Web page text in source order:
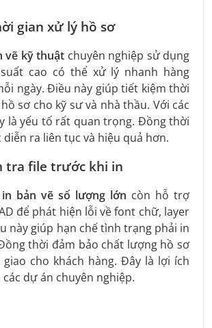
gian xử lý hồ sơ
vẽ kỹ thuật chuyên nghiệp sử dụng
cao có thể xử lý nhanh hàng
ngày. Điều này giúp tiết kiệm thời
sơ cho kỹ sư và nhà thầu. Với các
là yếu tố rất quan trọng. Đồng thời
diễn ra liên tục và hiệu quả hơn.
tra file trước khi in
in bản vẽ số lượng lớn còn hỗ trợ
để phát hiện lỗi về font chữ, layer
này giúp hạn chế tình trạng phải in
thời đảm bảo chất lượng hồ sơ
cho khách hàng. Đây là lợi ích
dự án chuyên nghiệp.